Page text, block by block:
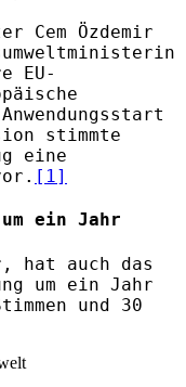
Cem Özdemir
EU-
stimmte
eine
[1]
ein Jahr
hat auch das
um ein Jahr
und 30